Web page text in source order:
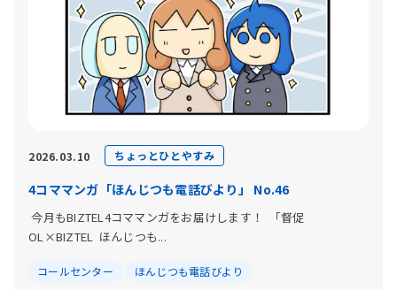
2026.03.10 ちょっとひとやすみ
4コママンガ「ほんじつも電話びより」 No.46
今月もBIZTEL4コママンガをお届けします！ 「督促
OL×BIZTEL ほんじつも...
コールセンター ほんじつも電話びより